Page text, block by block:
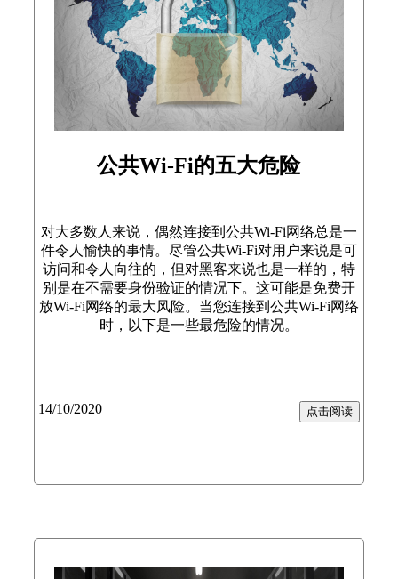
公共Wi-Fi的五大危险
对大多数人来说，偶然连接到公共Wi-Fi网络总是一
件令人愉快的事情。尽管公共Wi-Fi对用户来说是可
访问和令人向往的，但对黑客来说也是一样的，特
别是在不需要身份验证的情况下。这可能是免费开
放Wi-Fi网络的最大风险。当您连接到公共Wi-Fi网络
时，以下是一些最危险的情况。
14/10/2020 点击阅读